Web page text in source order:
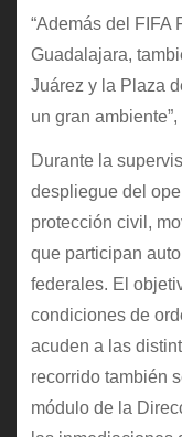
“Además del FIFA
Guadalajara,
Juárez y la Plaza
un gran
Durante la
despliegue del
protección civil,
que participan
federales. El
condiciones de
acuden a las
recorrido también
módulo de la